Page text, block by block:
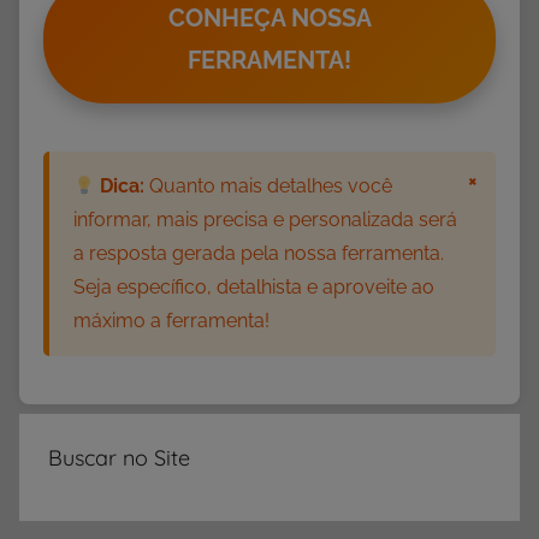
s
t
s
e
CONHEÇA NOSSA
FERRAMENTA!
Dica: Quanto mais detalhes você
informar, mais precisa e personalizada será
a resposta gerada pela nossa ferramenta.
Seja específico, detalhista e aproveite ao
máximo a ferramenta!
×
Buscar no Site